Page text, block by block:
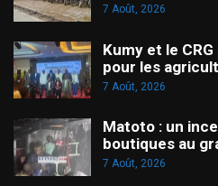
7 Août, 2026
Kumy et le
pour les
7 Août, 2026
Matoto : un
boutiques au
7 Août, 2026